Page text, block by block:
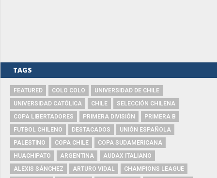
TAGS
FEATURED COLO COLO
UNIVERSIDAD DE CHILE
UNIVERSIDAD CATÓLICA
CHILE
SELECCIÓN CHILENA
COPA LIBERTADORES
PRIMERA DIVISIÓN
PRIMERA B
FUTBOL CHILENO
DESTACADOS
UNIÓN ESPAÑOLA
PALESTINO
COPA CHILE
COPA SUDAMERICANA
HUACHIPATO
ARGENTINA
AUDAX ITALIANO
ALEXIS SÁNCHEZ
ARTURO VIDAL
CHAMPIONS LEAGUE